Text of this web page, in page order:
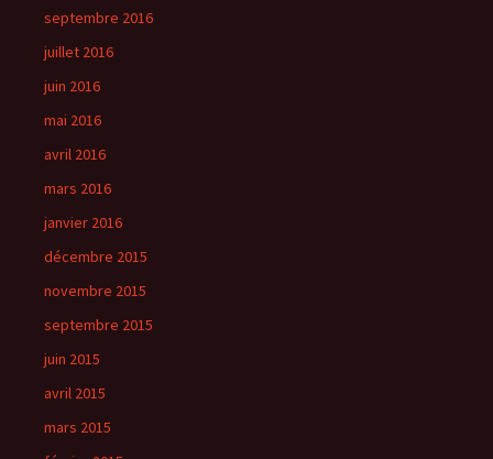
septembre 2016
juillet 2016
juin 2016
mai 2016
avril 2016
mars 2016
janvier 2016
décembre 2015
novembre 2015
septembre 2015
juin 2015
avril 2015
mars 2015